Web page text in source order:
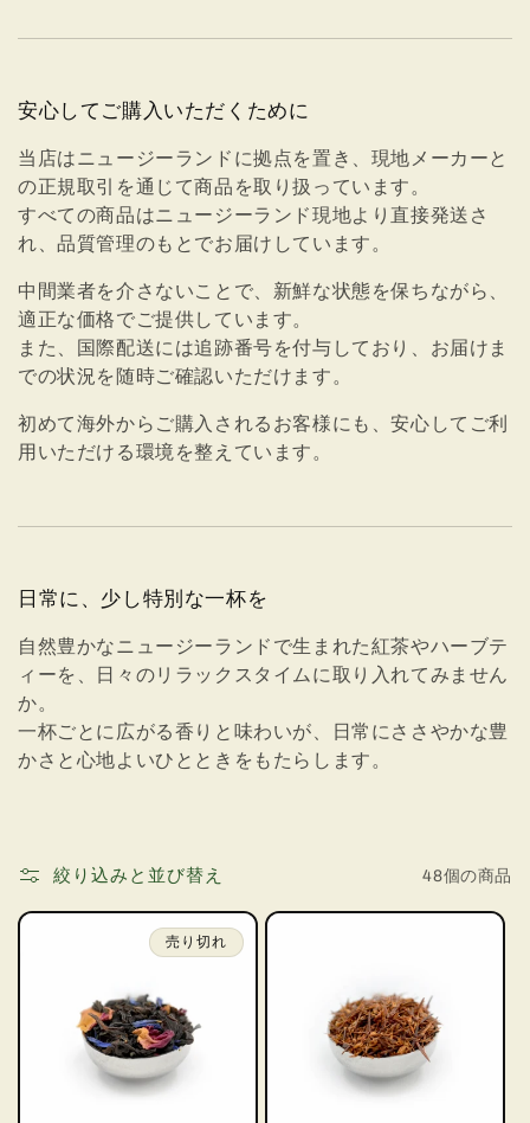
安心してご購入いただくために
当店はニュージーランドに拠点を置き、現地メーカーと
の正規取引を通じて商品を取り扱っています。
すべての商品はニュージーランド現地より直接発送さ
れ、品質管理のもとでお届けしています。
中間業者を介さないことで、新鮮な状態を保ちながら、
適正な価格でご提供しています。
また、国際配送には追跡番号を付与しており、お届けま
での状況を随時ご確認いただけます。
初めて海外からご購入されるお客様にも、安心してご利
用いただける環境を整えています。
日常に、少し特別な一杯を
自然豊かなニュージーランドで生まれた紅茶やハーブテ
ィーを、日々のリラックスタイムに取り入れてみません
か。
一杯ごとに広がる香りと味わいが、日常にささやかな豊
かさと心地よいひとときをもたらします。
絞り込みと並び替え 48個の商品
売り切れ